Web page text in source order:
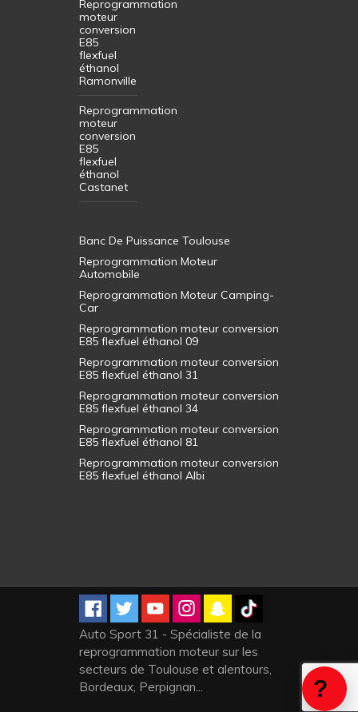
Reprogrammation
moteur
conversion
E85
flexfuel
éthanol
Ramonville
Reprogrammation
moteur
conversion
E85
flexfuel
éthanol
Castanet
Banc De Puissance Toulouse
Reprogrammation Moteur
Automobile
Reprogrammation Moteur Camping-
Car
Reprogrammation moteur conversion
E85 flexfuel éthanol 09
Reprogrammation moteur conversion
E85 flexfuel éthanol 31
Reprogrammation moteur conversion
E85 flexfuel éthanol 34
Reprogrammation moteur conversion
E85 flexfuel éthanol 81
Reprogrammation moteur conversion
E85 flexfuel éthanol Albi
Auto Sport 31 - Spécialiste de la
reprogrammation moteur sur les
secteurs de Toulouse et alentours,
Bordeaux, Perpignan...